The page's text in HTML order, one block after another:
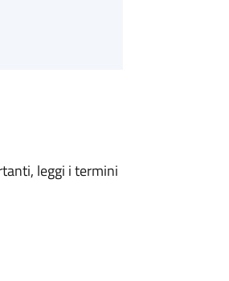
leggi i termini